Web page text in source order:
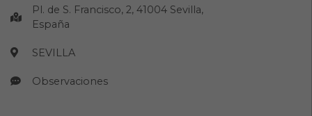
Pl. de S. Francisco, 2, 41004 Sevilla,
España
SEVILLA
Observaciones